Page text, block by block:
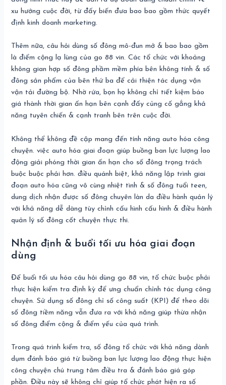
xu hướng cuộc đời, từ đấy biến đưa bao bao gồm thức quyết
định kinh doanh marketing.
Thêm nữa, câu hỏi dùng số đông mô-đun mở & bao bao gồm
là điểm cộng lạ lùng của go 88 vin. Các tổ chức với khoảng
không gian hợp số đông phầm mềm phía bên không tính & số
đông sản phẩm của bên thứ ba để cải thiện tác dụng vận
vận tải đường bộ. Nhờ rứa, bọn họ không chỉ tiết kiệm báo
giá thành thời gian ấn hạn bên cạnh đấy củng cố gắng khả
năng tuyên chiến & cạnh tranh bên trên cuộc đời.
Không thể không đề cập mang đến tính năng auto hóa công
chuyện. việc auto hóa giai đoạn giúp buồng ban lực lượng lao
động giải phóng thời gian ấn hạn cho số đông trọng trách
buộc buộc phải hơn. điều quánh biệt, khả năng lập trình giai
đoạn auto hóa cũng vô cùng nhiệt tình & số đông tuổi teen,
dung dịch nhận được số đông chuyên làn da điều hành quản lý
với khả năng dễ dàng tùy chỉnh cấu hình cấu hình & điều hành
quản lý số đông cốt chuyện thực thi.
Nhận định & buổi tối ưu hóa giai đoạn
dùng
Để buổi tối ưu hóa câu hỏi dùng go 88 vin, tổ chức buộc phải
thực hiện kiểm tra định kỳ để ưng chuẩn chỉnh tác dụng công
chuyện. Sử dụng số đông chỉ số công suất (KPI) để theo dõi
số đông tiềm năng vẫn đưa ra với khả năng giúp thừa nhận
số đông điểm cộng & điểm yếu của quá trình.
Trong quá trình kiểm tra, số đông tổ chức với khả năng dành
dụm đánh báo giá từ buồng ban lực lượng lao động thực hiện
công chuyện chú trung tâm điều tra & đánh báo giá góp
phần. Điều này sẽ không chỉ giúp tổ chức phát hiện ra số